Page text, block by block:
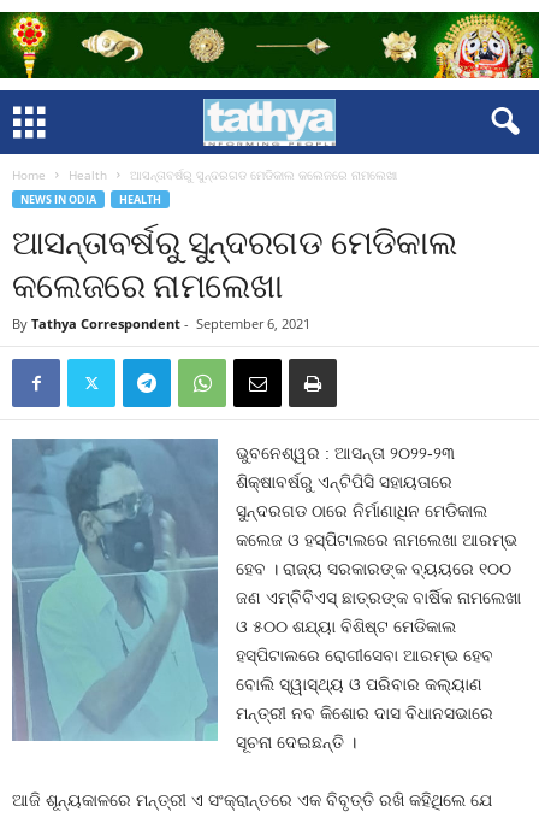
Home Health ଆସନ୍ତାବର୍ଷରୁ ସୁନ୍ଦରଗଡ ମେଡିକାଲ କଲେଜରେ ନାମଲେଖା
NEWS IN ODIA HEALTH
ଆସନ୍ତାବର୍ଷରୁ ସୁନ୍ଦରଗଡ ମେଡିକାଲ
କଲେଜରେ ନାମଲେଖା
By Tathya Correspondent - September 6, 2021
ଭୁବନେଶ୍ୱର : ଆସନ୍ତା ୨୦୨୨-୨୩
ଶିକ୍ଷାବର୍ଷରୁ ଏନ୍‍ଟିପିସି ସହାୟତାରେ
ସୁନ୍ଦରଗଡ ଠାରେ ନିର୍ମାଣାଧିନ ମେଡିକାଲ
କଲେଜ ଓ ହସ୍ପିଟାଲରେ ନାମଲେଖା ଆରମ୍ଭ
ହେବ । ରାଜ୍ୟ ସରକାରଙ୍କ ବ୍ୟୟରେ ୧୦୦
ଜଣ ଏମ୍‍ବିବିଏସ୍‍ ଛାତ୍ରଙ୍କ ବାର୍ଷିକ ନାମଲେଖା
ଓ ୫୦୦ ଶଯ୍ୟା ବିଶିଷ୍ଟ ମେଡିକାଲ
ହସ୍ପିଟାଲରେ ରୋଗୀସେବା ଆରମ୍ଭ ହେବ
ବୋଲି ସ୍ୱାସ୍ଥ୍ୟ ଓ ପରିବାର କଲ୍ୟାଣ
ମନ୍ତ୍ରୀ ନବ କିଶୋର ଦାସ ବିଧାନସଭାରେ
ସୂଚନା ଦେଇଛନ୍ତି ।
ଆଜି ଶୂନ୍ୟକାଳରେ ମନ୍ତ୍ରୀ ଏ ସଂକ୍ରାନ୍ତରେ ଏକ ବିବୃତ୍ତି ରଖି କହିଥିଲେ ଯେ